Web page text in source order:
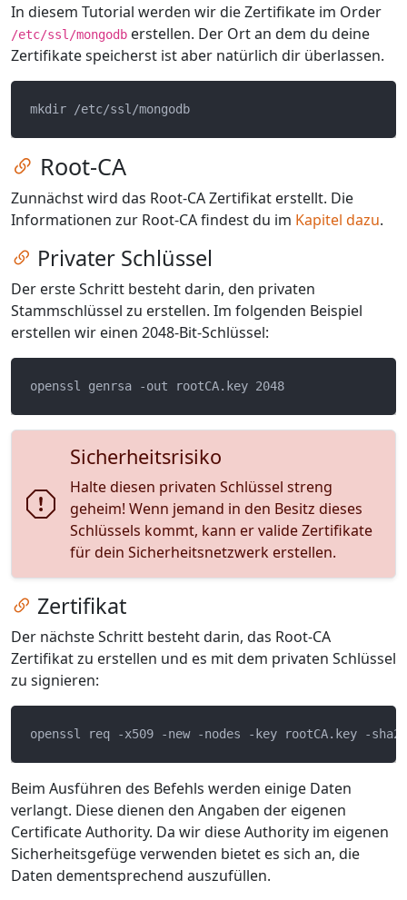
In diesem Tutorial werden wir die Zertifikate im Order
/etc/ssl/mongodb erstellen. Der Ort an dem du deine
Zertifikate speicherst ist aber natürlich dir überlassen.
Zum Kapitel springen
Root-CA
Zunnächst wird das Root-CA Zertifikat erstellt. Die
Informationen zur Root-CA findest du im Kapitel dazu.
Zum Kapitel springen
Privater Schlüssel
Der erste Schritt besteht darin, den privaten
Stammschlüssel zu erstellen. Im folgenden Beispiel
erstellen wir einen 2048-Bit-Schlüssel:
Sicherheitsrisiko
Halte diesen privaten Schlüssel streng
geheim! Wenn jemand in den Besitz dieses
Schlüssels kommt, kann er valide Zertifikate
für dein Sicherheitsnetzwerk erstellen.
Zum Kapitel springen
Zertifikat
Der nächste Schritt besteht darin, das Root-CA
Zertifikat zu erstellen und es mit dem privaten Schlüssel
zu signieren:
Beim Ausführen des Befehls werden einige Daten
verlangt. Diese dienen den Angaben der eigenen
Certificate Authority. Da wir diese Authority im eigenen
Sicherheitsgefüge verwenden bietet es sich an, die
Daten dementsprechend auszufüllen.